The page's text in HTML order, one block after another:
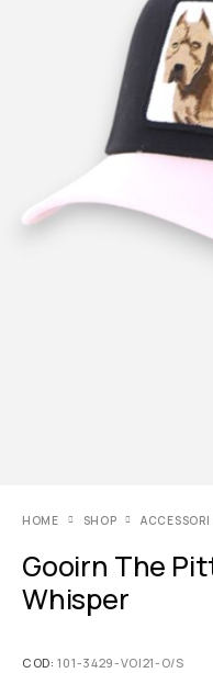
HOME SHOP ACCESSORI
Gooirn The
Whisper
COD:101-3429-VOI21-O/S